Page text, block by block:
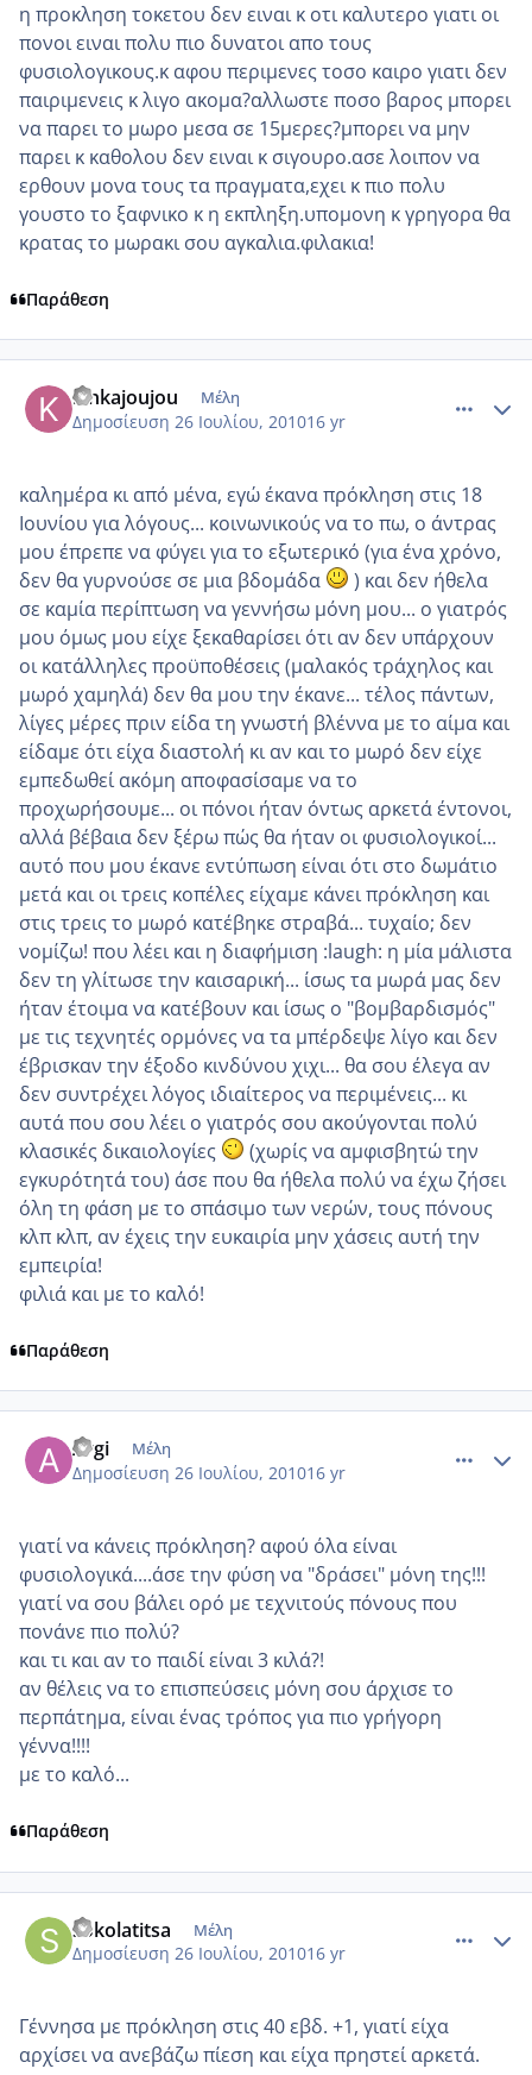
η προκληση τοκετου δεν ειναι κ οτι καλυτερο γιατι οι
πονοι ειναι πολυ πιο δυνατοι απο τους
φυσιολογικους.κ αφου περιμενες τοσο καιρο γιατι δεν
παιριμενεις κ λιγο ακομα?αλλωστε ποσο βαρος μπορει
να παρει το μωρο μεσα σε 15μερες?μπορει να μην
παρει κ καθολου δεν ειναι κ σιγουρο.ασε λοιπον να
ερθουν μονα τους τα πραγματα,εχει κ πιο πολυ
γουστο το ξαφνικο κ η εκπληξη.υπομονη κ γρηγορα θα
κρατας το μωρακι σου αγκαλια.φιλακια!
Παράθεση
kinkajoujou Μέλη
Δημοσίευση 26 Ιουλίου, 201016 yr
καλημέρα κι από μένα, εγώ έκανα πρόκληση στις 18
Ιουνίου για λόγους... κοινωνικούς να το πω, ο άντρας
μου έπρεπε να φύγει για το εξωτερικό (για ένα χρόνο,
δεν θα γυρνούσε σε μια βδομάδα
) και δεν ήθελα
σε καμία περίπτωση να γεννήσω μόνη μου... ο γιατρός
μου όμως μου είχε ξεκαθαρίσει ότι αν δεν υπάρχουν
οι κατάλληλες προϋποθέσεις (μαλακός τράχηλος και
μωρό χαμηλά) δεν θα μου την έκανε... τέλος πάντων,
λίγες μέρες πριν είδα τη γνωστή βλέννα με το αίμα και
είδαμε ότι είχα διαστολή κι αν και το μωρό δεν είχε
εμπεδωθεί ακόμη αποφασίσαμε να το
προχωρήσουμε... οι πόνοι ήταν όντως αρκετά έντονοι,
αλλά βέβαια δεν ξέρω πώς θα ήταν οι φυσιολογικοί...
αυτό που μου έκανε εντύπωση είναι ότι στο δωμάτιο
μετά και οι τρεις κοπέλες είχαμε κάνει πρόκληση και
στις τρεις το μωρό κατέβηκε στραβά... τυχαίο; δεν
νομίζω! που λέει και η διαφήμιση :laugh: η μία μάλιστα
δεν τη γλίτωσε την καισαρική... ίσως τα μωρά μας δεν
ήταν έτοιμα να κατέβουν και ίσως ο "βομβαρδισμός"
με τις τεχνητές ορμόνες να τα μπέρδεψε λίγο και δεν
έβρισκαν την έξοδο κινδύνου χιχι... θα σου έλεγα αν
δεν συντρέχει λόγος ιδιαίτερος να περιμένεις... κι
αυτά που σου λέει ο γιατρός σου ακούγονται πολύ
κλασικές δικαιολογίες
(χωρίς να αμφισβητώ την
εγκυρότητά του) άσε που θα ήθελα πολύ να έχω ζήσει
όλη τη φάση με το σπάσιμο των νερών, τους πόνους
κλπ κλπ, αν έχεις την ευκαιρία μην χάσεις αυτή την
εμπειρία!
φιλιά και με το καλό!
Παράθεση
Argi Μέλη
Δημοσίευση 26 Ιουλίου, 201016 yr
γιατί να κάνεις πρόκληση? αφού όλα είναι
φυσιολογικά....άσε την φύση να "δράσει" μόνη της!!!
γιατί να σου βάλει ορό με τεχνιτούς πόνους που
πονάνε πιο πολύ?
και τι και αν το παιδί είναι 3 κιλά?!
αν θέλεις να το επισπεύσεις μόνη σου άρχισε το
περπάτημα, είναι ένας τρόπος για πιο γρήγορη
γέννα!!!!
με το καλό...
Παράθεση
sokolatitsa Μέλη
Δημοσίευση 26 Ιουλίου, 201016 yr
Γέννησα με πρόκληση στις 40 εβδ. +1, γιατί είχα
αρχίσει να ανεβάζω πίεση και είχα πρηστεί αρκετά.